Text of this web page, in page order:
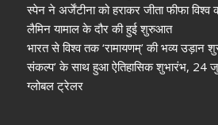
स्पेन ने अर्जेंटीना को हराकर जीता फीफा
लैमिन यामाल के दौर की हुई शुरुआत
भारत से विश्व तक ‘रामायणम्’ की भव्य उड़ान
संकल्प’ के साथ हुआ ऐतिहासिक शुभारंभ, 24
ग्लोबल ट्रेलर